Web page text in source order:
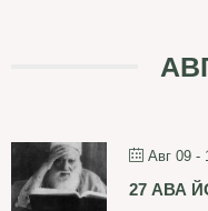
Авг 09 -
27 АВА